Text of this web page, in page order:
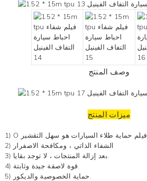
وصف المنتج
ميزات المنتج
1) O فيلم حماية طلاء السياراتهو
2) الشفاء الذاتي ، ومكافحة الاصفرار
3) بعد إزالة المنتجات ، لا توجد بقايا.
4) قوة لاصقة جيدة وثابتة.
5) حماية الخصوصية والديكور.